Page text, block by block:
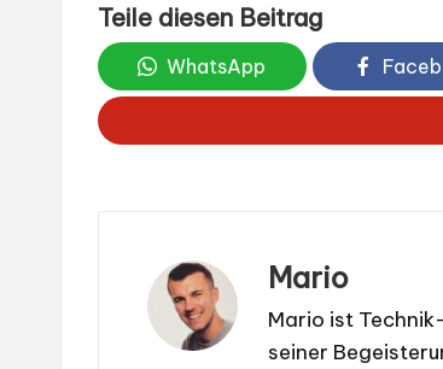
Teile diesen Beitrag
WhatsApp
Mario
Mario ist
seiner